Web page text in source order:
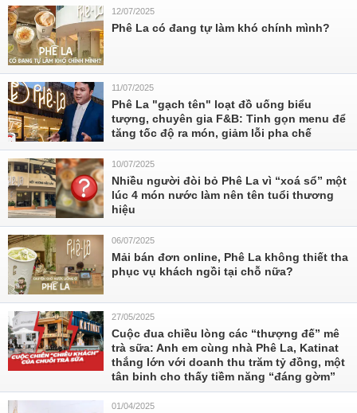
12/07/2025
Phê La có đang tự làm khó chính mình?
11/07/2025
Phê La "gạch tên" loạt đồ uống biểu
tượng, chuyên gia F&B: Tinh gọn menu để
tăng tốc độ ra món, giảm lỗi pha chế
10/07/2025
Nhiều người đòi bỏ Phê La vì “xoá sổ” một
lúc 4 món nước làm nên tên tuổi thương
hiệu
06/07/2025
Mải bán đơn online, Phê La không thiết tha
phục vụ khách ngồi tại chỗ nữa?
27/05/2025
Cuộc đua chiều lòng các “thượng đế” mê
trà sữa: Anh em cùng nhà Phê La, Katinat
thắng lớn với doanh thu trăm tỷ đồng, một
tân binh cho thấy tiềm năng “đáng gờm”
01/04/2025